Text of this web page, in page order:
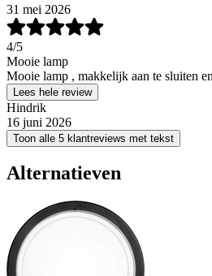
31 mei 2026
4/5
Mooie lamp
Mooie lamp , makkelijk aan te sluiten
Lees hele review
Hindrik
16 juni 2026
Toon alle 5 klantreviews met tekst
Alternatieven